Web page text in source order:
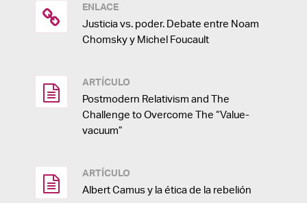
ENLACE
Justicia vs. poder. Debate entre Noam
Chomsky y Michel Foucault
ARTÍCULO
Postmodern Relativism and The
Challenge to Overcome The “Value-
vacuum”
ARTÍCULO
Albert Camus y la ética de la rebelión